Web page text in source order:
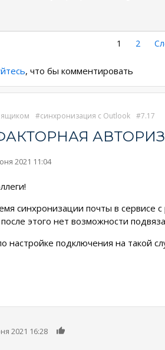
Текущая
1 2
, что бы комментировать
ящиком синхронизация с Outlook 7.17
2021 11:04
синхронизации почты в сервисе
этого нет возможности
настройке подключения на такой
2021 16:28